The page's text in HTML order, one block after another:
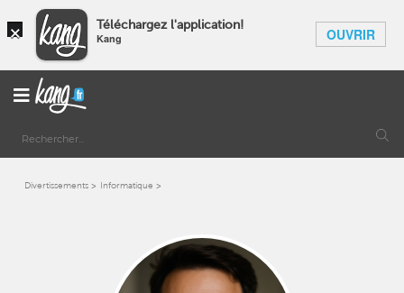
× Téléchargez l'application!
Kang OUVRIR
Divertissements Informatique